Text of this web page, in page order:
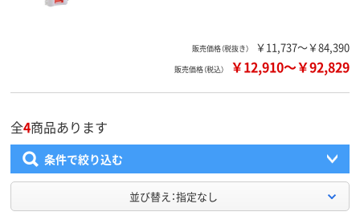
販売価格（税抜き） ￥11,737～￥84,390
販売価格（税込） ￥12,910～￥92,829
全4商品あります
条件で絞り込む
並び替え：指定なし